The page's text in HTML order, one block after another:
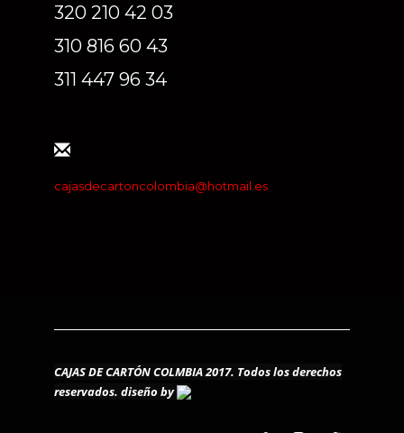
320 210 42 03
310 816 60 43
311 447 96 34
cajasdecartoncolombia@hotmail.es
CAJAS DE CARTÓN COLMBIA 2017. Todos los derechos
reservados. diseño by